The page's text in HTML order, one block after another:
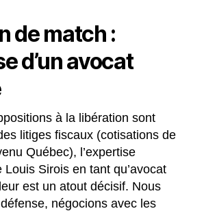
de match :
d’un avocat
à la libération sont
litiges fiscaux (cotisations de
Québec), l’expertise
Sirois en tant qu’avocat
est un atout décisif. Nous
négocions avec les